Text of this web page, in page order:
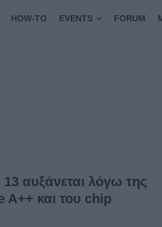
HOW-TO EVENTS FORUM
αυξάνεται λόγω της
A++ και του chip